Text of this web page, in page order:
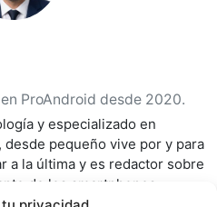
ProAndroid desde 2020.
y especializado en
pequeño vive por y para
a la última y es redactor sobre
de los smartphones,